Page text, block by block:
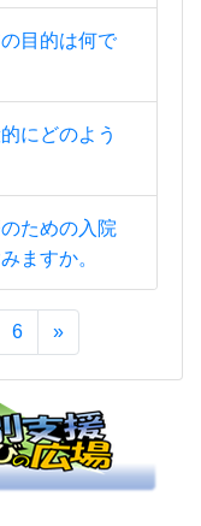
目的は何で
にどのよう
ための入院
ますか。
6 »